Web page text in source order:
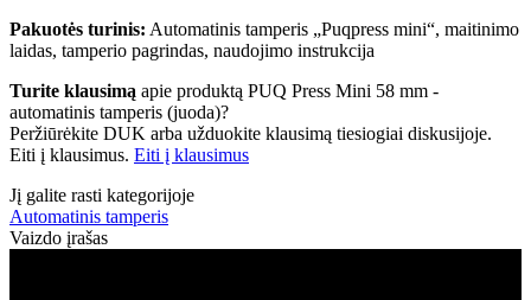
Pakuotės turinis: Automatinis tamperis „Puqpress mini“, maitinimo
laidas, tamperio pagrindas, naudojimo instrukcija
Turite klausimą apie produktą PUQ Press Mini 58 mm -
automatinis tamperis (juoda)?
Peržiūrėkite DUK arba užduokite klausimą tiesiogiai diskusijoje.
Eiti į klausimus. Eiti į klausimus
Jį galite rasti kategorijoje
Automatinis tamperis
Vaizdo įrašas